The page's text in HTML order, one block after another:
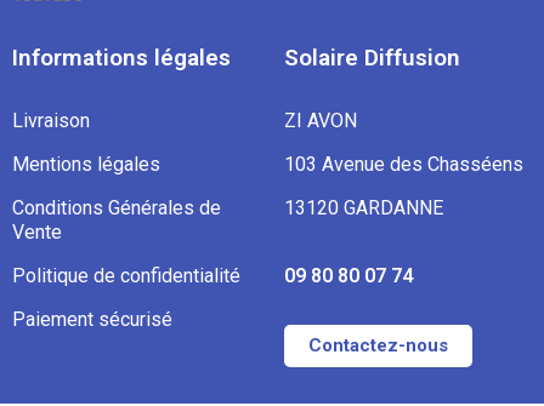
Informations légales
Livraison
Mentions légales
Conditions Générales de
Vente
Politique de confidentialité
Paiement sécurisé
Solaire Diffusion
ZI AVON
103 Avenue des Chasséens
13120 GARDANNE
09 80 80 07 74
Contactez-nous